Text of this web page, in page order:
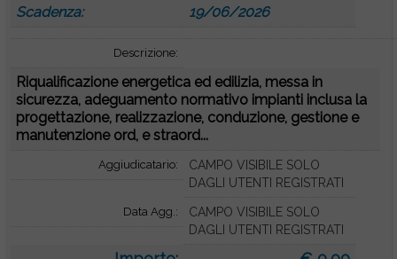
Scadenza: 19/06/2026
Descrizione:
Riqualificazione energetica ed edilizia, messa in
sicurezza, adeguamento normativo impianti inclusa la
progettazione, realizzazione, conduzione, gestione e
manutenzione ord, e straord...
Aggiudicatario:
CAMPO VISIBILE SOLO
DAGLI UTENTI REGISTRATI
Data Agg.:
CAMPO VISIBILE SOLO
DAGLI UTENTI REGISTRATI